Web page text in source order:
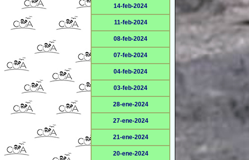
14-feb-2024
11-feb-2024
08-feb-2024
07-feb-2024
04-feb-2024
03-feb-2024
28-ene-2024
27-ene-2024
21-ene-2024
20-ene-2024